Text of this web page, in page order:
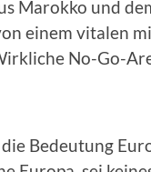
Marokko und
einem vitalen
No-Go-
Bedeutung